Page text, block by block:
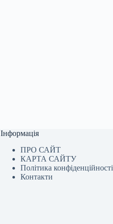
Інформація
ПРО САЙТ
КАРТА САЙТУ
Політика конфіденційності
Контакти